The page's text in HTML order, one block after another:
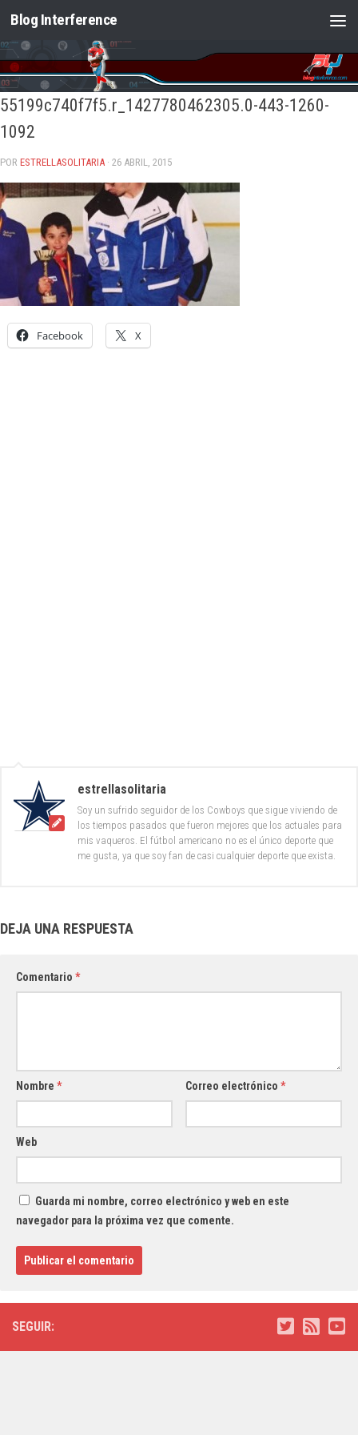
Saltar al contenido
Blog Interference
55199c740f7f5.r_1427780462305.0-443-1260-
1092
POR ESTRELLASOLITARIA · 26 ABRIL, 2015
Facebook X
estrellasolitaria
Soy un sufrido seguidor de los Cowboys que sigue viviendo de
los tiempos pasados que fueron mejores que los actuales para
mis vaqueros. El fútbol americano no es el único deporte que
me gusta, ya que soy fan de casi cualquier deporte que exista.
DEJA UNA RESPUESTA
Comentario *
Nombre * Correo electrónico*
Web
Guarda mi nombre, correo electrónico y web en este
navegador para la próxima vez que comente.
SEGUIR: